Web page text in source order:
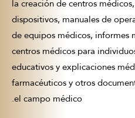
dispositivos, manuales de
de equipos médicos, informes
centros médicos para
educativos y explicaciones
farmacéuticos y otros
el campo médico.